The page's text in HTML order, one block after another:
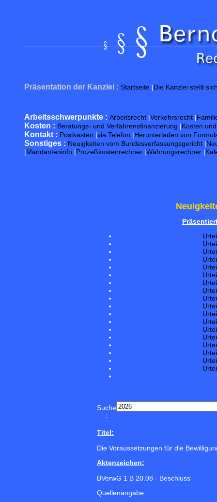
Präsentation der Kanzlei : Startseite |Die Kanzlei stellt
Arbeitsschwerpunkte : Arbeitsrecht |Verkehrsrecht |
Kosten : Beratungs- und Verfahrensfinanzierung |Kosten
Kontakt : Postkasten |via Telefon |Herunterladen von
Sonstiges : Neuigkeiten vom Bundesverfassungsgericht |
|Mandanteninfo |Prozeßkostenrechner |Währungsrechner |
Suche
:
Titel:
Die Voraussetzungen für die
Aktenzeichen:
BVerwG 1 B 20.08 - Beschluss
Quellenangabe: